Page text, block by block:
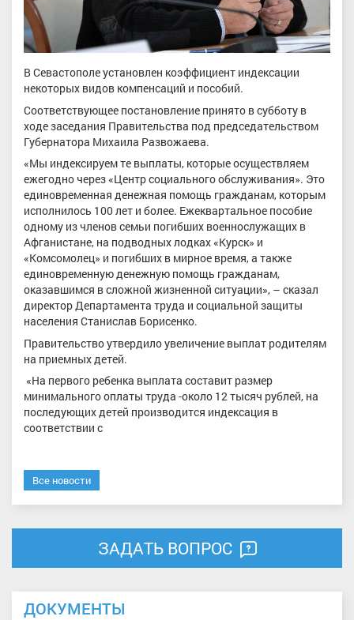
В Севастополе установлен коэффициент индексации
некоторых видов компенсаций и пособий.
Соответствующее постановление принято в субботу в
ходе заседания Правительства под председательством
Губернатора Михаила Развожаева.
«Мы индексируем те выплаты, которые осуществляем
ежегодно через «Центр социального обслуживания». Это
единовременная денежная помощь гражданам, которым
исполнилось 100 лет и более. Ежеквартальное пособие
одному из членов семьи погибших военнослужащих в
Афганистане, на подводных лодках «Курск» и
«Комсомолец» и погибших в мирное время, а также
единовременную денежную помощь гражданам,
оказавшимся в сложной жизненной ситуации», – сказал
директор Департамента труда и социальной защиты
населения Станислав Борисенко.
Правительство утвердило увеличение выплат родителям
на приемных детей.
«На первого ребенка выплата составит размер
минимального оплаты труда -около 12 тысяч рублей, на
последующих детей производится индексация в
соответствии с
Все новости
ЗАДАТЬ ВОПРОС
ДОКУМЕНТЫ